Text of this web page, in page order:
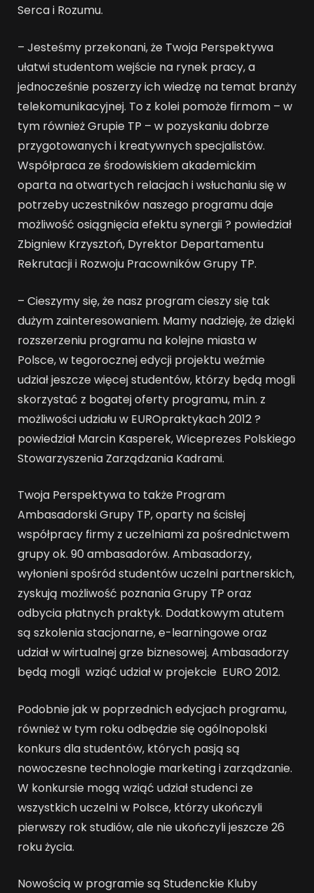
Serca i Rozumu.
– Jesteśmy przekonani, że Twoja Perspektywa
ułatwi studentom wejście na rynek pracy, a
jednocześnie poszerzy ich wiedzę na temat branży
telekomunikacyjnej. To z kolei pomoże firmom – w
tym również Grupie TP – w pozyskaniu dobrze
przygotowanych i kreatywnych specjalistów.
Współpraca ze środowiskiem akademickim
oparta na otwartych relacjach i wsłuchaniu się w
potrzeby uczestników naszego programu daje
możliwość osiągnięcia efektu synergii ? powiedział
Zbigniew Krzysztoń, Dyrektor Departamentu
Rekrutacji i Rozwoju Pracowników Grupy TP.
– Cieszymy się, że nasz program cieszy się tak
dużym zainteresowaniem. Mamy nadzieję, że dzięki
rozszerzeniu programu na kolejne miasta w
Polsce, w tegorocznej edycji projektu weźmie
udział jeszcze więcej studentów, którzy będą mogli
skorzystać z bogatej oferty programu, m.in. z
możliwości udziału w EUROpraktykach 2012 ?
powiedział Marcin Kasperek, Wiceprezes Polskiego
Stowarzyszenia Zarządzania Kadrami.
Twoja Perspektywa to także Program
Ambasadorski Grupy TP, oparty na ścisłej
współpracy firmy z uczelniami za pośrednictwem
grupy ok. 90 ambasadorów. Ambasadorzy,
wyłonieni spośród studentów uczelni partnerskich,
zyskują możliwość poznania Grupy TP oraz
odbycia płatnych praktyk. Dodatkowym atutem
są szkolenia stacjonarne, e-learningowe oraz
udział w wirtualnej grze biznesowej. Ambasadorzy
będą mogli wziąć udział w projekcie EURO 2012.
Podobnie jak w poprzednich edycjach programu,
również w tym roku odbędzie się ogólnopolski
konkurs dla studentów, których pasją są
nowoczesne technologie marketing i zarządzanie.
W konkursie mogą wziąć udział studenci ze
wszystkich uczelni w Polsce, którzy ukończyli
pierwszy rok studiów, ale nie ukończyli jeszcze 26
roku życia.
Nowością w programie są Studenckie Kluby